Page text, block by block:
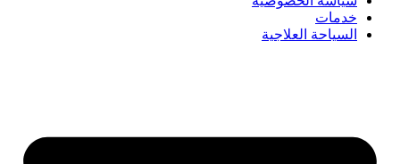
خدمات
السياحة العلاجية